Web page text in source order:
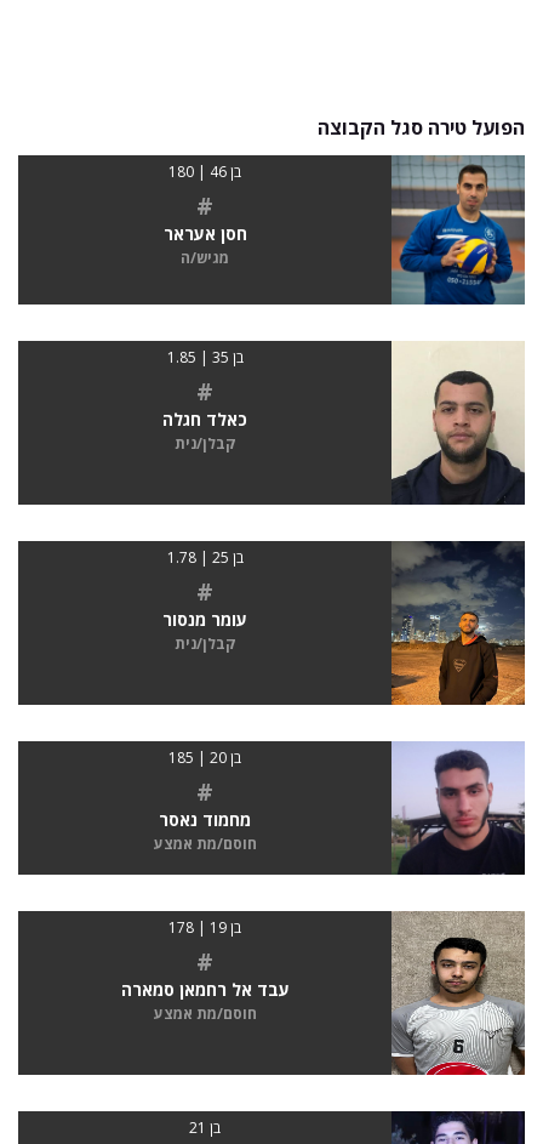
הפועל טירה סגל הקבוצה
בן 46 | 180
#
חסן אעראר
מגיש/ה
בן 35 | 1.85
#
כאלד חגלה
קבלן/נית
בן 25 | 1.78
#
עומר מנסור
קבלן/נית
בן 20 | 185
#
מחמוד נאסר
חוסם/מת אמצע
בן 19 | 178
#
עבד אל רחמאן סמארה
חוסם/מת אמצע
בן 21